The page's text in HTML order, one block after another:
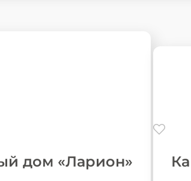
дом «Ларион»